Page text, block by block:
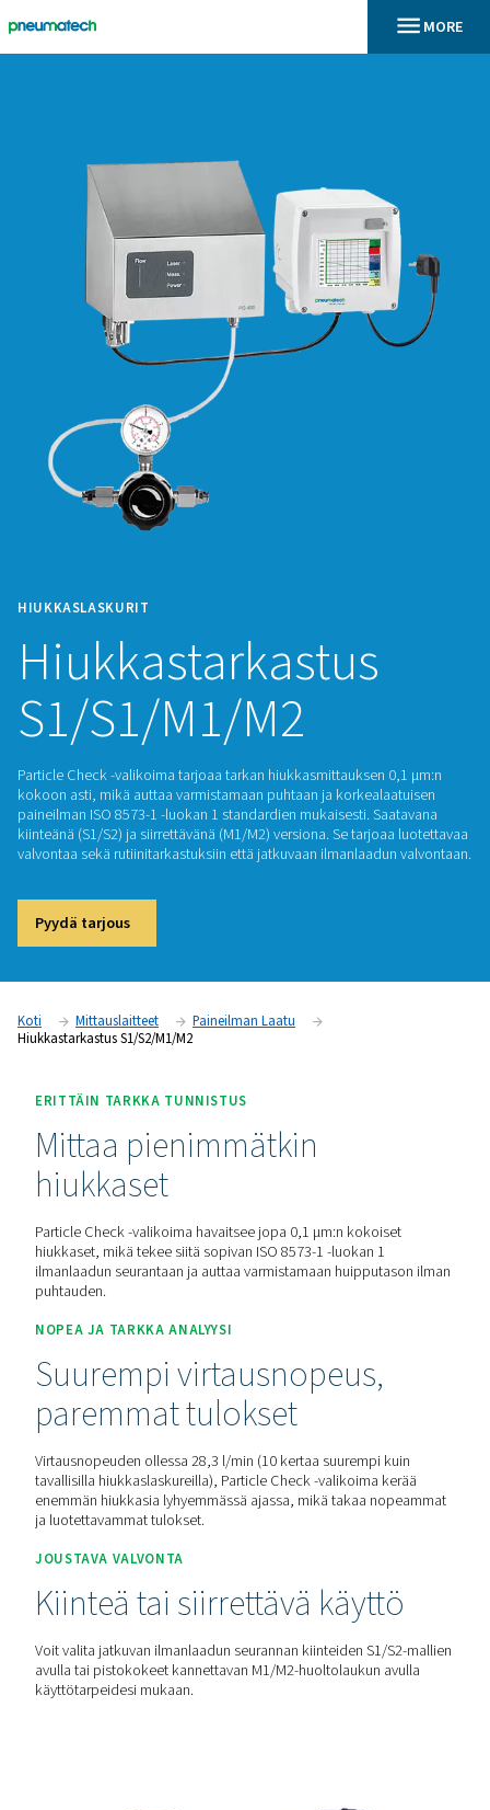
Hiukkastarkastus
S1/S1/M1/M2
paineilman ISO 8573-1 -luokan 1 standardien mukaisesti.
kiinteänä (S1/S2) ja siirrettävänä (M1/M2) versiona. Se
Pyydä tarjous
Koti Mittauslaitteet
Paineilman Laatu
Hiukkastarkastus S1/S2/M1/M2
ERITTÄIN TARKKA TUNNISTUS
Mittaa pienimmätkin
hiukkaset
hiukkaset, mikä tekee siitä sopivan ISO 8573-1 -luokan 1
ilmanlaadun seurantaan ja auttaa varmistamaan
puhtauden.
NOPEA JA TARKKA ANALYYSI
Suurempi virtausnopeus,